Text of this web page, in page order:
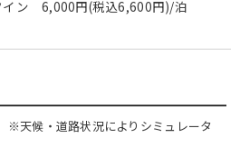
ン 6,000円(税込6,600円)/泊
候・道路状況によりシミュレータ